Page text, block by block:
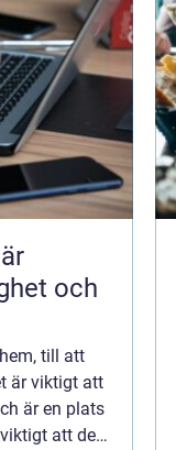
och
till att
är viktigt att
är en plats
att det